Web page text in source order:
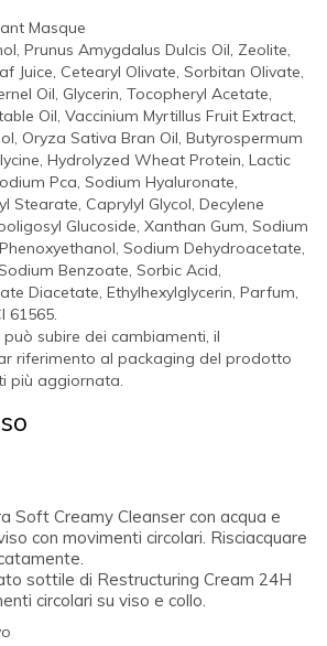
Masque
Prunus Amygdalus Dulcis Oil, Zeolite,
Juice, Cetearyl Olivate, Sorbitan Olivate,
Oil, Glycerin, Tocopheryl Acetate,
Oil, Vaccinium Myrtillus Fruit Extract,
Oryza Sativa Bran Oil, Butyrospermum
Hydrolyzed Wheat Protein, Lactic
Pca, Sodium Hyaluronate,
Stearate, Caprylyl Glycol, Decylene
Glucoside, Xanthan Gum, Sodium
Sodium Dehydroacetate,
Benzoate, Sorbic Acid,
Diacetate, Ethylhexylglycerin, Parfum,
61565.
subire dei cambiamenti, il
riferimento al packaging del prodotto
più aggiornata.
Soft Creamy Cleanser con acqua e
con movimenti circolari. Risciacquare
sottile di Restructuring Cream 24H
circolari su viso e collo.